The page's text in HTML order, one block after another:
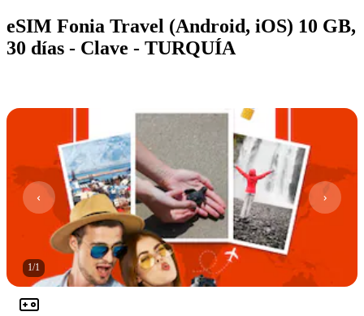
eSIM Fonia Travel (Android, iOS) 10 GB,
30 días - Clave - TURQUÍA
1/1